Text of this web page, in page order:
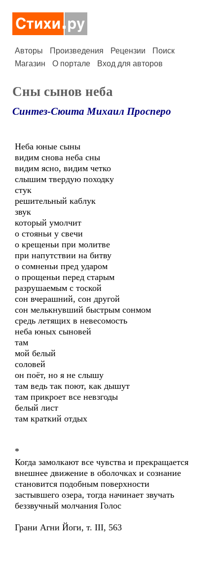
Авторы Произведения Рецензии
Поиск
Магазин
О портале Вход для авторов
Сны сынов неба
Синтез-Сюита Михаил Просперо
Неба юные сыны
видим снова неба сны
видим ясно, видим четко
слышим твердую походку
стук
решительный каблук
звук
который умолчит
о стояньи у свечи
о крещеньи при молитве
при напутствии на битву
о сомненьи пред ударом
о прощеньи перед старым
разрушаемым с тоской
сон вчерашний, сон другой
сон мелькнувший быстрым сонмом
средь летящих в невесомость
неба юных сыновей
там
мой белый
соловей
он поёт, но я не слышу
там ведь так поют, как дышут
там прикроет все невзгоды
белый лист
там краткий отдых
*
Когда замолкают все чувства и прекращается
внешнее движение в оболочках и сознание
становится подобным поверхности
застывшего озера, тогда начинает звучать
беззвучный молчания Голос
Грани Агни Йоги, т. III, 563